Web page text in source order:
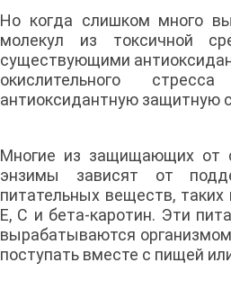
Но когда слишком много
молекул из токсичной
существующими
окислительного
антиоксидантную защитную
Многие из защищающих от
энзимы зависят от
питательных веществ,
Е, С и бета-каротин. Эти
вырабатываются
поступать вместе с пищей